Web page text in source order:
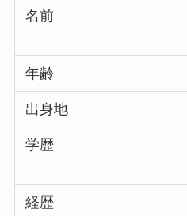
名前
年齢
出身地
学歴
経歴